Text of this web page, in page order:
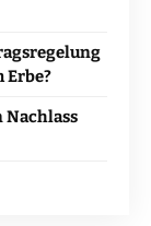
Erbe?
Nachlass